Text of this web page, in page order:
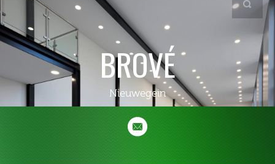
BROVÉ
Nieuwegein